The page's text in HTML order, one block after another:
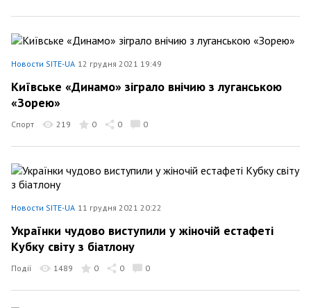
Новости SITE-UA 12 грудня 2021 19:49
Київське «Динамо» зіграло внічию з луганською
«Зорею»
Спорт 219 0 0 0
Новости SITE-UA 11 грудня 2021 20:22
Українки чудово виступили у жіночій естафеті
Кубку світу з біатлону
Події 1489 0 0 0